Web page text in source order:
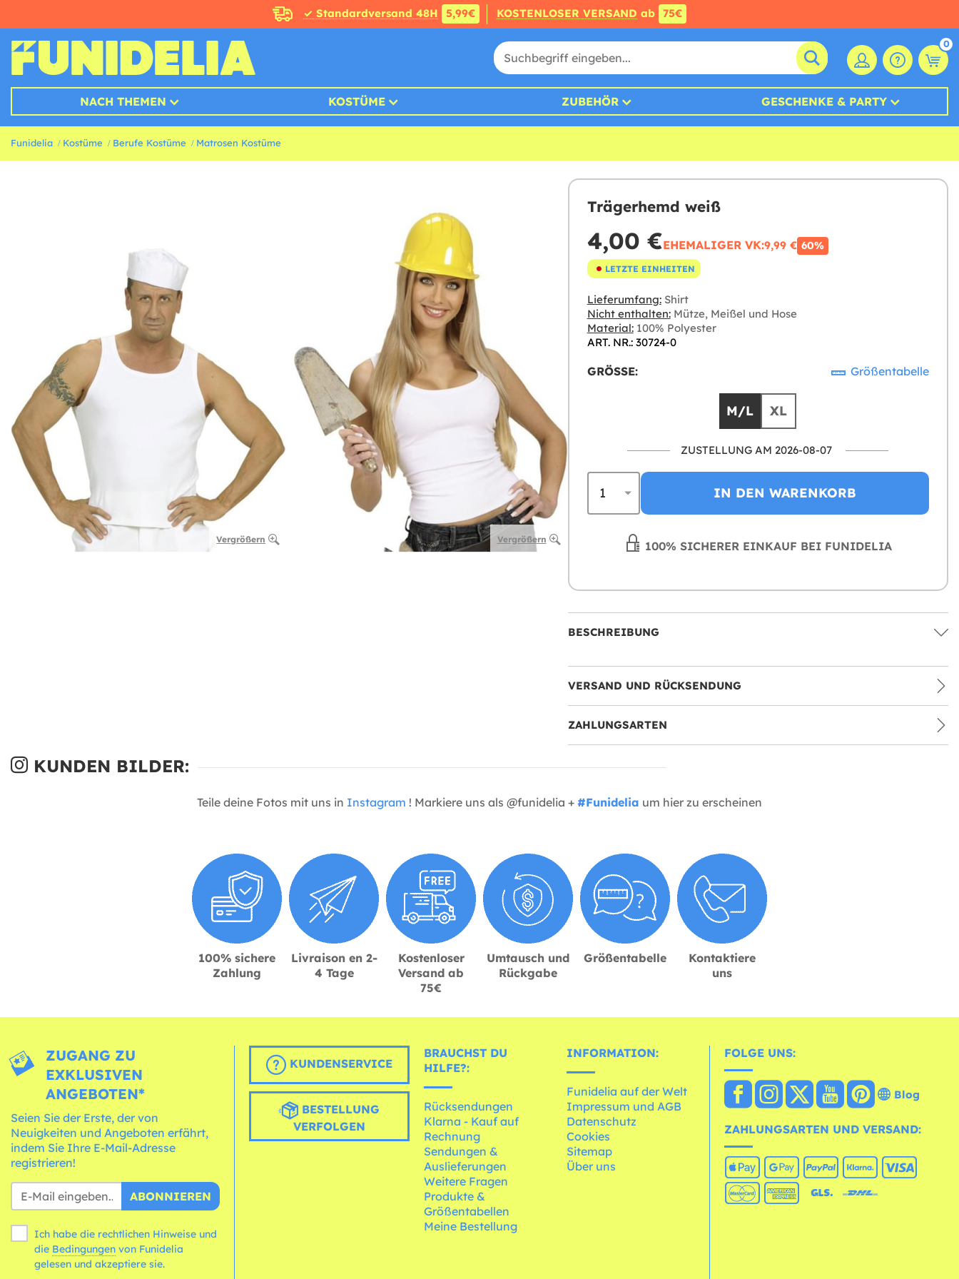
✓ Standardversand 48H 5,99€ KOSTENLOSER VERSAND ab 75€
0
NACH THEMEN KOSTÜME ZUBEHÖR GESCHENKE & PARTY
Funidelia Kostüme Berufe Kostüme Matrosen Kostüme
Vergrößern Vergrößern
Trägerhemd weiß
4,00 €EHEMALIGER VK:9,99 € 60%
LETZTE EINHEITEN
Lieferumfang:Shirt
Nicht enthalten:Mütze, Meißel und Hose
Material:100% Polyester
ART. NR.: 30724-0
GRÖSSE: Größentabelle
M/L XL
ZUSTELLUNG AM 2026-08-07
IN DEN WARENKORB
100% SICHERER EINKAUF BEI FUNIDELIA
BESCHREIBUNG
VERSAND UND RÜCKSENDUNG
ZAHLUNGSARTEN
KUNDEN BILDER:
Teile deine Fotos mit uns in Instagram ! Markiere uns als @funidelia + #Funidelia um hier zu erscheinen
100% sichere
Zahlung
Livraison en 2-
4 Tage
Kostenloser
Versand ab
75€
Umtausch und
Rückgabe
Größentabelle
Kontaktiere
uns
ZUGANG ZU
EXKLUSIVEN
ANGEBOTEN*
Seien Sie der Erste, der von
Neuigkeiten und Angeboten erfährt,
indem Sie Ihre E-Mail-Adresse
registrieren!
ABONNIEREN
Ich habe die rechtlichen Hinweise und
die Bedingungen
gelesen und akzeptiere sie.
KUNDENSERVICE
BESTELLUNG
VERFOLGEN
BRAUCHST DU
HILFE?:
Rücksendungen
Klarna - Kauf auf
Rechnung
Sendungen &
Auslieferungen
Weitere Fragen
Produkte &
Größentabellen
Meine Bestellung
INFORMATION:
Funidelia auf der Welt
Impressum und AGB
Datenschutz
Cookies
Sitemap
Über uns
FOLGE UNS:
Blog
ZAHLUNGSARTEN UND VERSAND: